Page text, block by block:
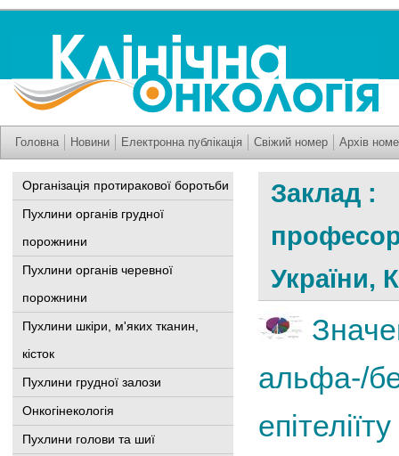
Головна Новини Електронна публікація Свіжий номер Архів
Організація протиракової боротьби
Пухлини органів грудної
порожнини
Пухлини органів черевної
порожнини
Пухлини шкіри, м'яких тканин,
кісток
Пухлини грудної залози
Онкогінекологія
Пухлини голови та шиї
Заклад :
України,
альфа-/